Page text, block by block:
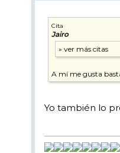
Cita
Jairo
A mí me gusta
Yo también lo